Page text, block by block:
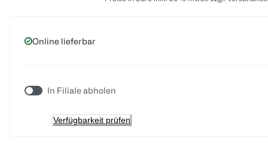
Online lieferbar
In Filiale abholen
Verfügbarkeit prüfen